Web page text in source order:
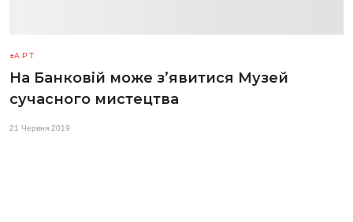
АРТ
На Банковій може з’явитися Музей
сучасного мистецтва
21 Червня 2019